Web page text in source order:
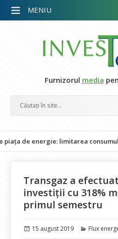
Furnizorul media
energie: limitarea consumului,
Transgaz a
investiţii cu 318%
primul semestru
Publicat
15 august 2019 Categorii
Flux
MENIU